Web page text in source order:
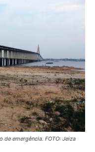
de emergência. FOTO: Jeiza